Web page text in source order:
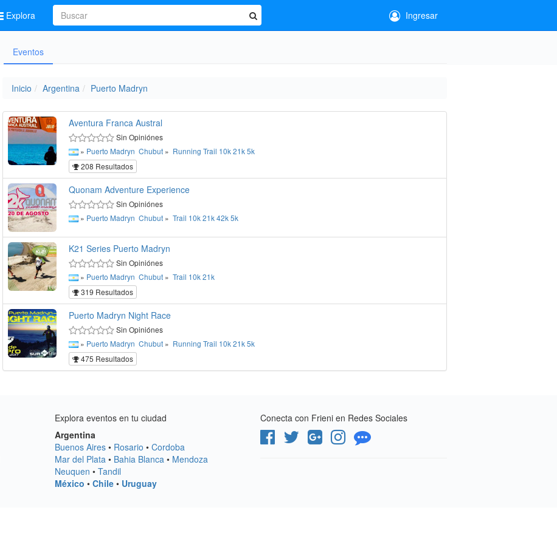
Explora Ingresar
Eventos
Inicio Argentina Puerto Madryn
Aventura Franca Austral
Sin Opiniónes
» Puerto Madryn Chubut» Running Trail 10k 21k 5k
208 Resultados
Quonam Adventure Experience
Sin Opiniónes
» Puerto Madryn Chubut» Trail 10k 21k 42k 5k
K21 Series Puerto Madryn
Sin Opiniónes
» Puerto Madryn Chubut» Trail 10k 21k
319 Resultados
Puerto Madryn Night Race
Sin Opiniónes
» Puerto Madryn Chubut» Running Trail 10k 21k 5k
475 Resultados
Explora eventos en tu ciudad
Argentina
Buenos Aires • Rosario •Cordoba
Mar del Plata • Bahia Blanca • Mendoza
Neuquen •Tandil
México •Chile • Uruguay
Conecta con Frieni en Redes Sociales